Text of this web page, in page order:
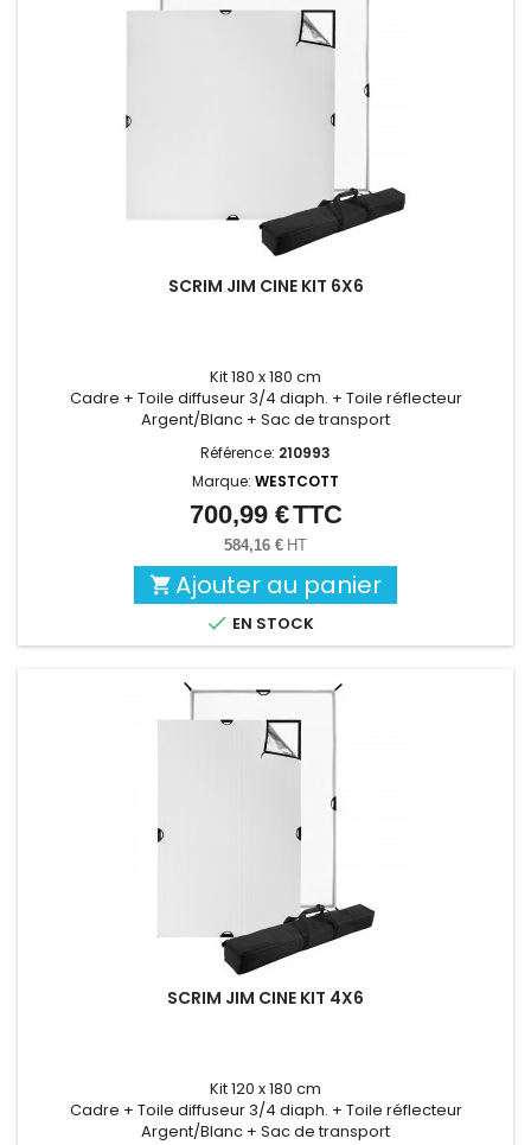
SCRIM JIM CINE KIT 6X6
Kit 180 x 180 cm
Cadre + Toile diffuseur 3/4 diaph. + Toile réflecteur
Argent/Blanc + Sac de transport
Référence: 210993
Marque: WESTCOTT
Prix
700,99 €TTC
584,16 € HT
 Ajouter au panier
 EN STOCK
SCRIM JIM CINE KIT 4X6
Kit 120 x 180 cm
Cadre + Toile diffuseur 3/4 diaph. + Toile réflecteur
Argent/Blanc + Sac de transport